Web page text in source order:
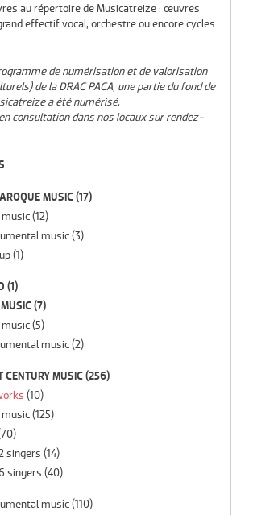
au répertoire de Musicatreize : œuvres
effectif vocal, orchestre ou encore cycles
de numérisation et de valorisation
de la DRAC PACA, une partie du fond de
a été numérisé.
consultation dans nos locaux sur rendez-
MUSIC(17)
music(12)
music(3)
(1)
(1)
(7)
music(5)
music(2)
CENTURY MUSIC(256)
(10)
music(125)
singers (14)
singers (40)
music(110)